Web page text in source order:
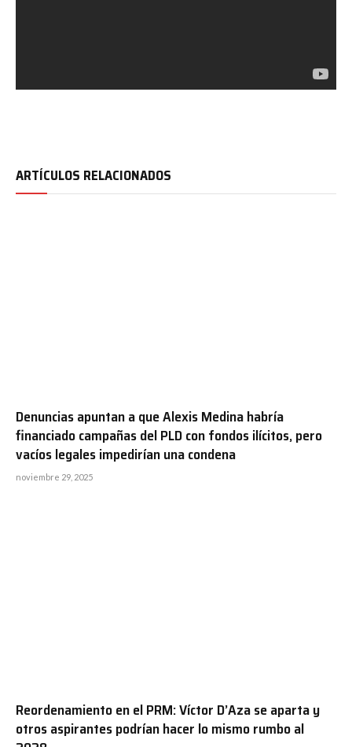
ARTÍCULOS RELACIONADOS
Denuncias apuntan a que Alexis Medina habría
financiado campañas del PLD con fondos ilícitos, pero
vacíos legales impedirían una condena
noviembre 29, 2025
Reordenamiento en el PRM: Víctor D’Aza se aparta y
otros aspirantes podrían hacer lo mismo rumbo al